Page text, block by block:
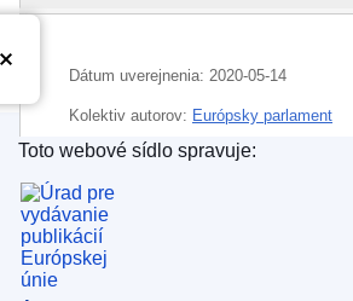
Dátum uverejnenia: 2020-05-14
Kolektiv autorov: Európsky parlament
rozpočtové absolutórium
CELEX : 52020BP1954
Úrad pre vydávanie publikácií
Toto webové sídlo spravuje: